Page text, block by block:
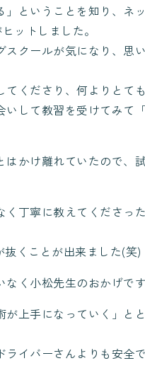
ということを知り、ネ
ットしました。
クールが気になり、思
くださり、何よりとて
して教習を受けてみて
かけ離れていたので、
丁寧に教えてくださっ
くことが出来ました(笑)
く小松先生のおかげです
上手になっていく」と
ライバーさんよりも安全